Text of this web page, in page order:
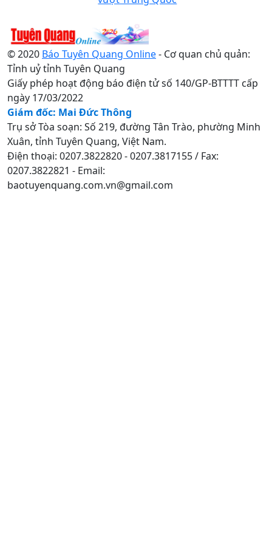
© 2020 Báo Tuyên Quang Online- Cơ quan chủ quản:
Tỉnh uỷ tỉnh Tuyên Quang
Giấy phép hoạt động báo điện tử số 140/GP-BTTTT cấp
ngày 17/03/2022
Giám đốc: Mai Đức Thông
Trụ sở Tòa soạn: Số 219, đường Tân Trào, phường Minh
Xuân, tỉnh Tuyên Quang, Việt Nam.
Điện thoại: 0207.3822820 - 0207.3817155 / Fax:
0207.3822821 - Email:
baotuyenquang.com.vn@gmail.com